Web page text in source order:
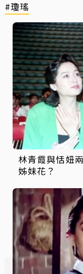
#瓊瑤
林青霞與恬妞
姊妹花？